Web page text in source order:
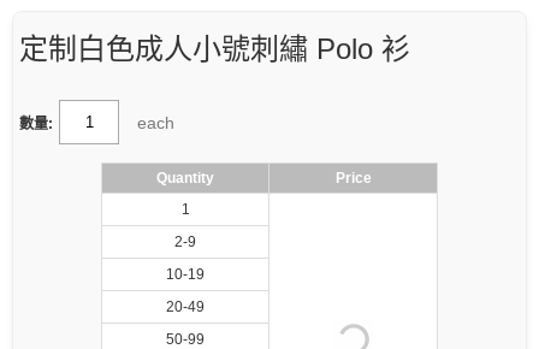
定制白色成人小號刺繡 Polo 衫
數量: each
Quantity
Price
1
2-9
10-19
20-49
50-99